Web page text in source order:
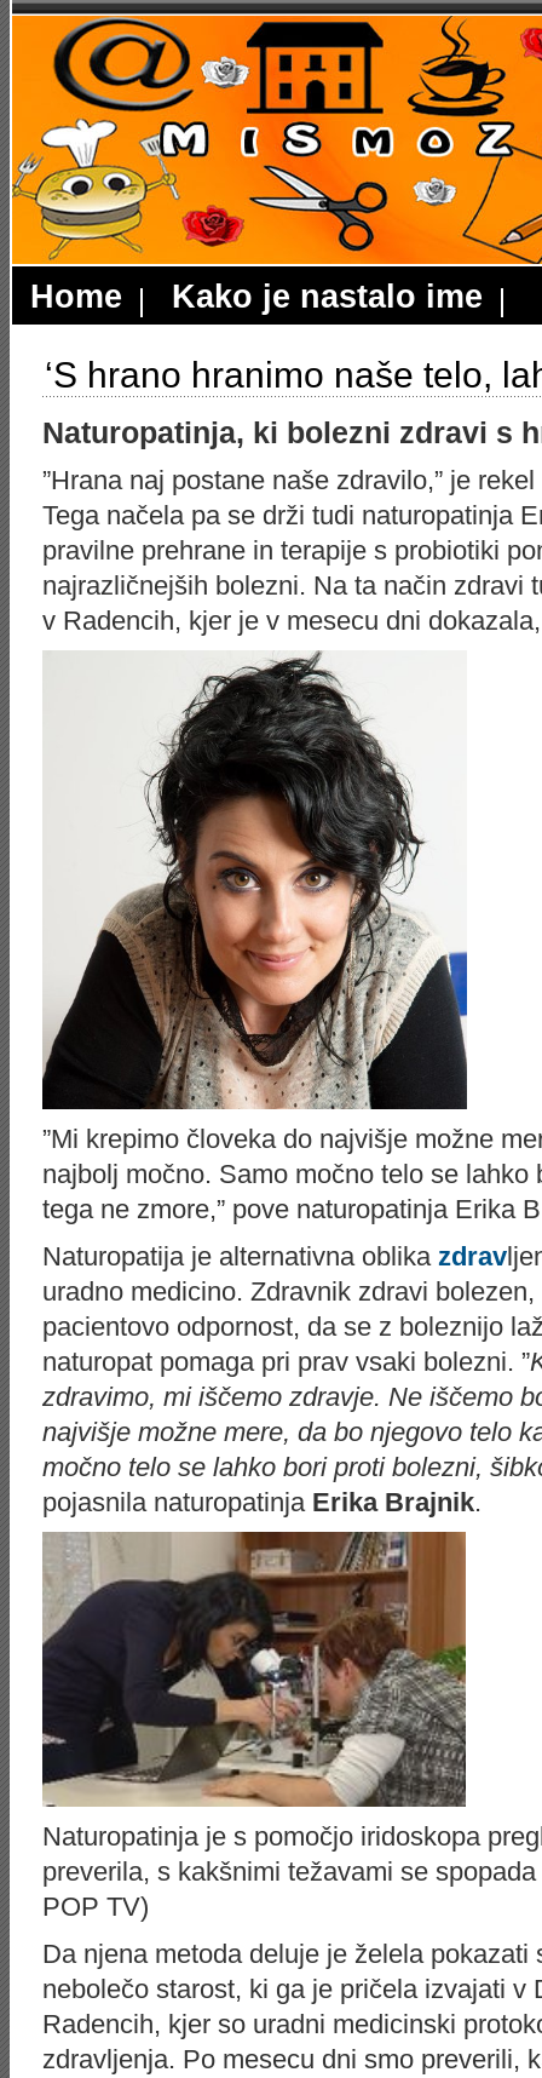
Home Kako je nastalo ime
‘S hrano hranimo naše telo,
Naturopatinja, ki bolezni zdravi s
”Hrana naj postane naše zdravilo,” je
Tega načela pa se drži tudi naturopatinja
pravilne prehrane in terapije s probiotiki
najrazličnejših bolezni. Na ta način zdravi
v Radencih, kjer je v mesecu dni
”Mi krepimo človeka do najvišje možne
najbolj močno. Samo močno telo se lahko
tega ne zmore,” pove naturopatinja Erika
Naturopatija je alternativna oblika zdrav
uradno medicino. Zdravnik zdravi
pacientovo odpornost, da se z boleznijo
naturopat pomaga pri prav vsaki bolezni. ”
zdravimo, mi iščemo zdravje. Ne iščemo
najvišje možne mere, da bo njegovo telo
močno telo se lahko bori proti bolezni,
pojasnila naturopatinja Erika Brajnik.
Naturopatinja je s pomočjo iridoskopa
preverila, s kakšnimi težavami se
POP TV)
Da njena metoda deluje je želela pokazati
nebolečo starost, ki ga je pričela izvajati v
Radencih, kjer so uradni medicinski
zdravljenja. Po mesecu dni smo preverili,